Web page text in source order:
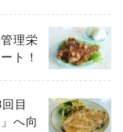
理栄
ト！
回目
へ向